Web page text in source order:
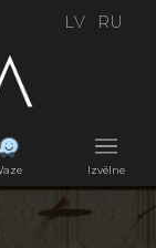
LV RU
Izvēlne